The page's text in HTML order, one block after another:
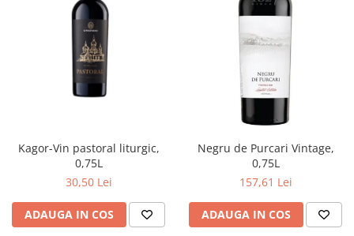
Kagor-Vin pastoral liturgic,
0,75L
30,50 Lei
ADAUGA IN COS
Negru de Purcari Vintage,
0,75L
157,61 Lei
ADAUGA IN COS